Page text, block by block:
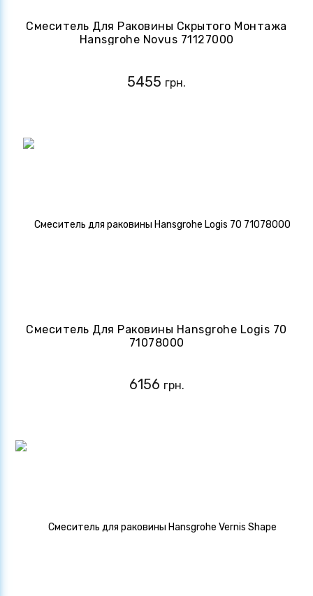
Смеситель Для Раковины Скрытого Монтажа
Hansgrohe Novus 71127000
5455 грн.
Смеситель Для Раковины Hansgrohe Logis 70
71078000
6156 грн.